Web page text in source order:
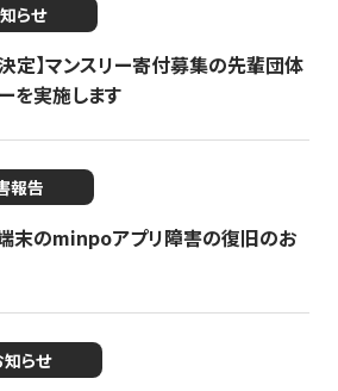
らせ
定】マンスリー寄付募集の先輩団体
を実施します
報告
末のminpoアプリ障害の復旧のお
知らせ